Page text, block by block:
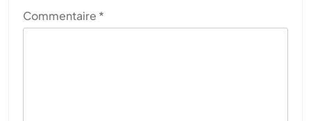
Commentaire *